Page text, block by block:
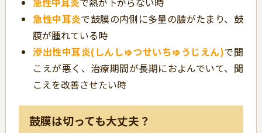
急性中耳炎で鼓膜の内側に多量の膿がたまり、鼓
膜が腫れている時
滲出性中耳炎(しんしゅつせいちゅうじえん)で聞
こえが悪く、治療期間が長期におよんでいて、聞
こえを改善させたい時
鼓膜は切っても大丈夫？